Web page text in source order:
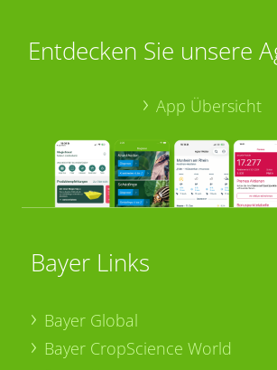
Entdecken Sie unsere
App Übersicht
Bayer Links
Bayer Global
Bayer CropScience World